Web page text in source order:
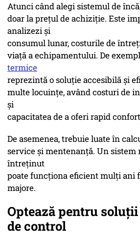
Atunci când alegi sistemul de
doar la prețul de achiziție. Este
analizezi și
consumul lunar, costurile de
viață a echipamentului. De
termice
reprezintă o soluție accesibilă și
multe locuințe, având costuri de
și
capacitatea de a oferi rapid
De asemenea, trebuie luate în
service și mentenanță. Un sistem
întreținut
poate funcționa eficient mulți ani
majore.
Optează pentru
de control